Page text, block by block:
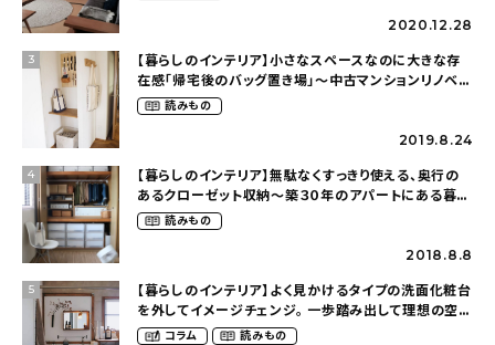
2020.12.28
3
【暮らしのインテリア】小さなスペースなのに大きな存
在感「帰宅後のバッグ置き場」～中古マンションリノベー
ションで叶えたコダワリの暮らし（cocoyuko___さ
ん）
読みもの
2019.8.24
4
【暮らしのインテリア】無駄なくすっきり使える、奥行の
あるクローゼット収納〜築３０年のアパートにある暮ら
し（mari_ppe_さん）
読みもの
2018.8.8
5
【暮らしのインテリア】よく見かけるタイプの洗面化粧台
を外してイメージチェンジ。 一歩踏み出して理想の空間
へ〜築１２年の建売住宅をDIYする暮らし
コラム 読みもの